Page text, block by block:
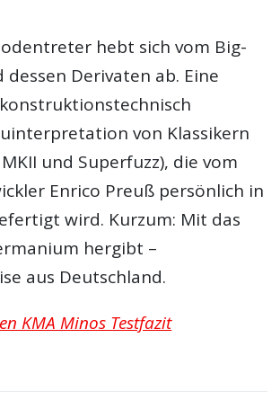
hebt sich vom Big-
Derivaten ab. Eine
von Klassikern
und Superfuzz), die vom
Enrico Preuß persönlich in
wird. Kurzum: Mit das
hergibt –
aus Deutschland.
KMA Minos Testfazit